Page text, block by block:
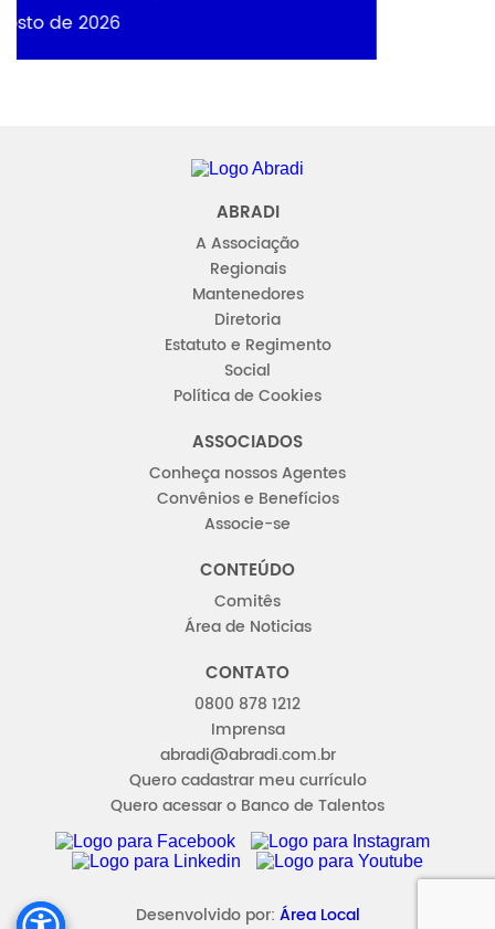
Abradi
ABRADI
A Associação
Regionais
Mantenedores
Diretoria
Estatuto e Regimento
Social
Política de Cookies
ASSOCIADOS
Conheça nossos Agentes
Convênios e Benefícios
Associe-se
CONTEÚDO
Comitês
Área de Noticias
CONTATO
0800 878 1212
Imprensa
abradi@abradi.com.br
Quero cadastrar meu currículo
Quero acessar o Banco de Talentos
FACEBOOK INSTAGRAM
LINKEDIN YOUTUBE
Desenvolvido por: Área Local